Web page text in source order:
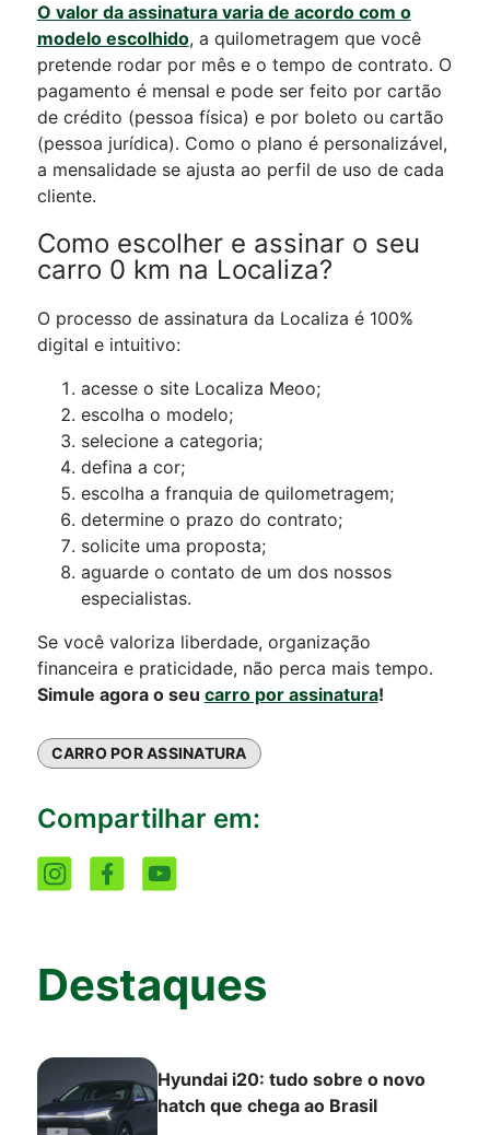
O valor da assinatura varia de acordo com o
modelo escolhido, a quilometragem que você
pretende rodar por mês e o tempo de contrato. O
pagamento é mensal e pode ser feito por cartão
de crédito (pessoa física) e por boleto ou cartão
(pessoa jurídica). Como o plano é personalizável,
a mensalidade se ajusta ao perfil de uso de cada
cliente.
Como escolher e assinar o seu
carro 0 km na Localiza?
O processo de assinatura da Localiza é 100%
digital e intuitivo:
acesse o site Localiza Meoo;
escolha o modelo;
selecione a categoria;
defina a cor;
escolha a franquia de quilometragem;
determine o prazo do contrato;
solicite uma proposta;
aguarde o contato de um dos nossos
especialistas.
Se você valoriza liberdade, organização
financeira e praticidade, não perca mais tempo.
Simule agora o seu carro por assinatura!
CARRO POR ASSINATURA
Compartilhar em:
Destaques
Hyundai i20: tudo sobre o novo
hatch que chega ao Brasil